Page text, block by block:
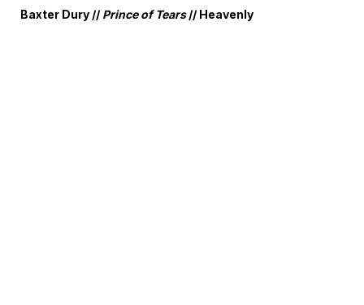
Baxter Dury // Prince of Tears// Heavenly